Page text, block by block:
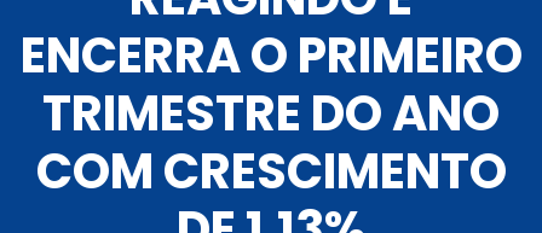
ENCERRA O PRIMEIRO
TRIMESTRE DO ANO
COM CRESCIMENTO